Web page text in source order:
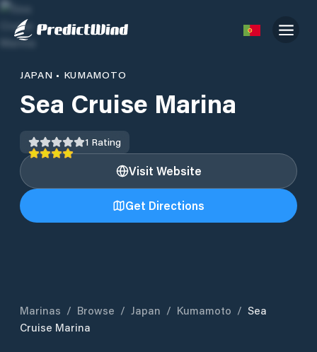
JAPAN • KUMAMOTO
Sea Cruise Marina
1 Rating
Visit Website
Get Directions
Marinas / Browse / Japan / Kumamoto / Sea
Cruise Marina